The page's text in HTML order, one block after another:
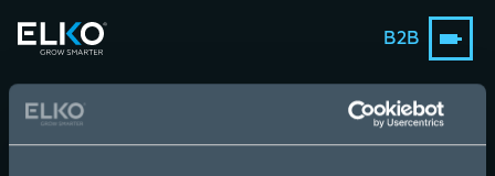
B2B
News